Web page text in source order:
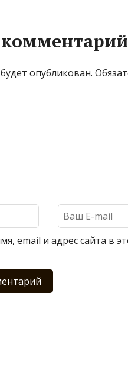
опубликован.
email и адрес сайта в